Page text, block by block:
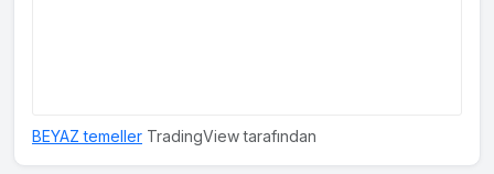
BEYAZ temeller TradingView tarafından